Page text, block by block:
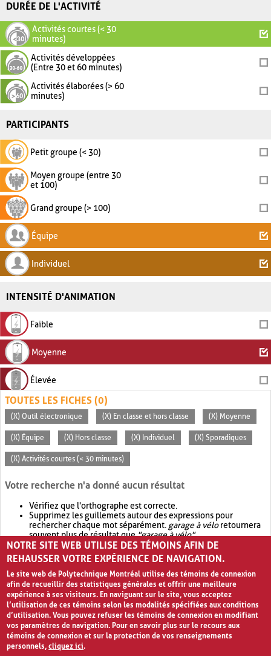
DURÉE DE L'ACTIVITÉ
Activités courtes (< 30
minutes)
Activités développées
(Entre 30 et 60 minutes)
Activités élaborées (> 60
minutes)
PARTICIPANTS
Petit groupe (< 30)
Moyen groupe (entre 30
et 100)
Grand groupe (> 100)
Équipe
Individuel
INTENSITÉ D'ANIMATION
Faible
Moyenne
Élevée
TOUTES LES FICHES (0)
(X) Outil électronique (X) En classe et hors classe (X) Moyenne
(X) Équipe (X) Hors classe (X) Individuel (X) Sporadiques
(X) Activités courtes (< 30 minutes)
Votre recherche n'a donné aucun résultat
Vérifiez que l'orthographe est correcte.
Supprimez les guillemets autour des expressions pour
rechercher chaque mot séparément. garage à véloretournera
souvent plus de résultat que"garage à vélo".
Envisagez d'élargir votre recherche avec OR.garage OR vélo
retournera souvent plus de résultat quegarage à vélo
NOTRE SITE WEB UTILISE DES TÉMOINS AFIN DE
REHAUSSER VOTRE EXPÉRIENCE DE NAVIGATION.
Le site web de Polytechnique Montréal utilise des témoins de connexion
afin de recueillir des statistiques générales et offrir une meilleure
expérience à ses visiteurs. En naviguant sur le site, vous acceptez
l’utilisation de ces témoins selon les modalités spécifiées aux conditions
d’utilisation. Vous pouvez refuser les témoins de connexion en modifiant
vos paramètres de navigation. Pour en savoir plus sur le recours aux
témoins de connexion et sur la protection de vos renseignements
personnels,cliquez ici.